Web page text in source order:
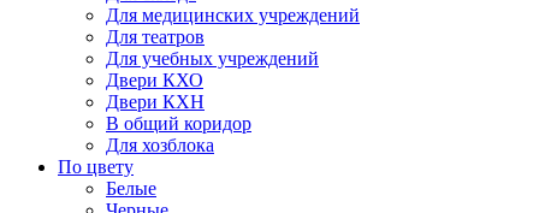
Для медицинских учреждений
Для театров
Для учебных учреждений
Двери КХО
Двери КХН
В общий коридор
Для хозблока
По цвету
Белые